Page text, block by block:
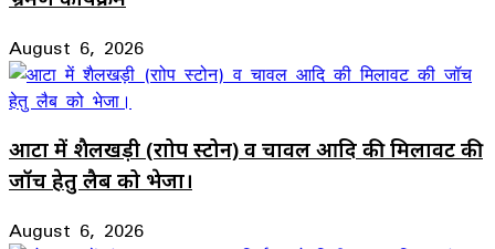
August 6, 2026
आटा में शैलखड़ी (राोप स्टोन) व चावल आदि की मिलावट की
जॉच हेतु लैब को भेजा।
August 6, 2026